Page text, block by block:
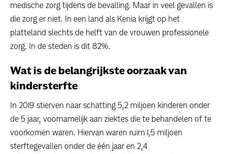
medische zorg tijdens de bevalling. Maar in veel gevallen is
die zorg er niet. In een land als Kenia krijgt op het
platteland slechts de helft van de vrouwen professionele
zorg. In de steden is dit 82%.
Wat is de belangrijkste oorzaak van
kindersterfte
In 2019 stierven naar schatting 5,2 miljoen kinderen onder
de 5 jaar, voornamelijk aan ziektes die te behandelen of te
voorkomen waren. Hiervan waren ruim 1,5 miljoen
sterftegevallen onder de één jaar en 2,4